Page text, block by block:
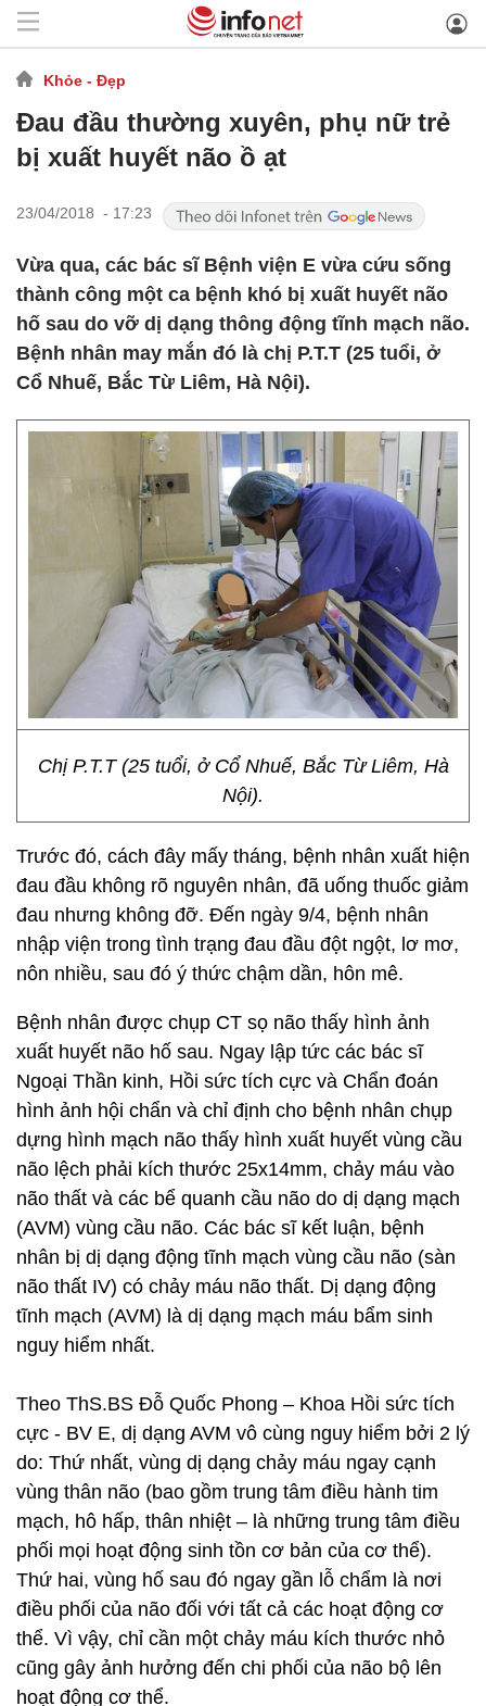
Khỏe - Đẹp
Đau đầu thường xuyên, phụ nữ trẻ
bị xuất huyết não ồ ạt
23/04/2018 - 17:23
Vừa qua, các bác sĩ Bệnh viện E vừa cứu sống
thành công một ca bệnh khó bị xuất huyết não
hố sau do vỡ dị dạng thông động tĩnh mạch não.
Bệnh nhân may mắn đó là chị P.T.T (25 tuổi, ở
Cổ Nhuế, Bắc Từ Liêm, Hà Nội).
Chị P.T.T (25 tuổi, ở Cổ Nhuế, Bắc Từ Liêm, Hà
Nội).
Trước đó, cách đây mấy tháng, bệnh nhân xuất hiện
đau đầu không rõ nguyên nhân, đã uống thuốc giảm
đau nhưng không đỡ. Đến ngày 9/4, bệnh nhân
nhập viện trong tình trạng đau đầu đột ngột, lơ mơ,
nôn nhiều, sau đó ý thức chậm dần, hôn mê.
Bệnh nhân được chụp CT sọ não thấy hình ảnh
xuất huyết não hố sau. Ngay lập tức các bác sĩ
Ngoại Thần kinh, Hồi sức tích cực và Chẩn đoán
hình ảnh hội chẩn và chỉ định cho bệnh nhân chụp
dựng hình mạch não thấy hình xuất huyết vùng cầu
não lệch phải kích thước 25x14mm, chảy máu vào
não thất và các bể quanh cầu não do dị dạng mạch
(AVM) vùng cầu não. Các bác sĩ kết luận, bệnh
nhân bị dị dạng động tĩnh mạch vùng cầu não (sàn
não thất IV) có chảy máu não thất. Dị dạng động
tĩnh mạch (AVM) là dị dạng mạch máu bẩm sinh
nguy hiểm nhất.
Theo ThS.BS Đỗ Quốc Phong – Khoa Hồi sức tích
cực - BV E, dị dạng AVM vô cùng nguy hiểm bởi 2 lý
do: Thứ nhất, vùng dị dạng chảy máu ngay cạnh
vùng thân não (bao gồm trung tâm điều hành tim
mạch, hô hấp, thân nhiệt – là những trung tâm điều
phối mọi hoạt động sinh tồn cơ bản của cơ thể).
Thứ hai, vùng hố sau đó ngay gần lỗ chẩm là nơi
điều phối của não đối với tất cả các hoạt động cơ
thể. Vì vậy, chỉ cần một chảy máu kích thước nhỏ
cũng gây ảnh hưởng đến chi phối của não bộ lên
hoạt động cơ thể.